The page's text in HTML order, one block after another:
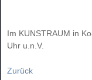
Im KUNSTRAUM in
Uhr u.n.V.
Zurück